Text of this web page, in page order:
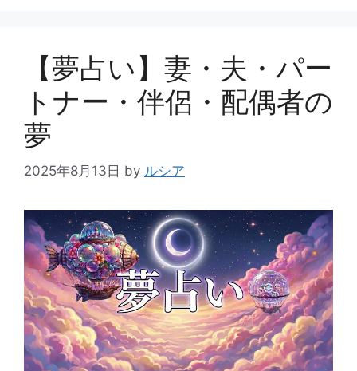
【夢占い】妻・夫・パー
トナー・伴侶・配偶者の
夢
2025年8月13日 by ルシア